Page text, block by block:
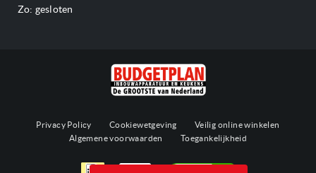
Zo: gesloten
Privacy Policy Cookiewetgeving
Veilig online winkelen
Algemene voorwaarden
Toegankelijkheid